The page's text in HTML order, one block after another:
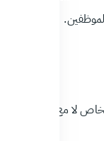
لا مع نغمات